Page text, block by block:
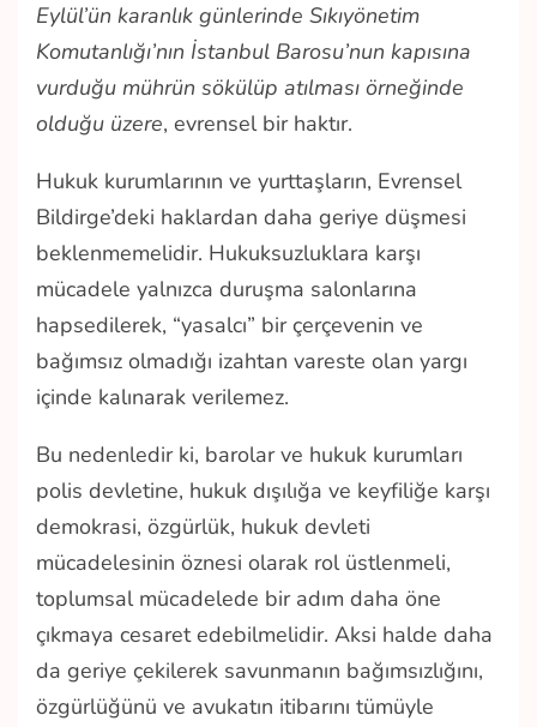
Eylül’ün karanlık günlerinde Sıkıyönetim
Komutanlığı’nın İstanbul Barosu’nun kapısına
vurduğu mührün sökülüp atılması örneğinde
olduğu üzere, evrensel bir haktır.
Hukuk kurumlarının ve yurttaşların, Evrensel
Bildirge’deki haklardan daha geriye düşmesi
beklenmemelidir. Hukuksuzluklara karşı
mücadele yalnızca duruşma salonlarına
hapsedilerek, “yasalcı” bir çerçevenin ve
bağımsız olmadığı izahtan vareste olan yargı
içinde kalınarak verilemez.
Bu nedenledir ki, barolar ve hukuk kurumları
polis devletine, hukuk dışılığa ve keyfiliğe karşı
demokrasi, özgürlük, hukuk devleti
mücadelesinin öznesi olarak rol üstlenmeli,
toplumsal mücadelede bir adım daha öne
çıkmaya cesaret edebilmelidir. Aksi halde daha
da geriye çekilerek savunmanın bağımsızlığını,
özgürlüğünü ve avukatın itibarını tümüyle